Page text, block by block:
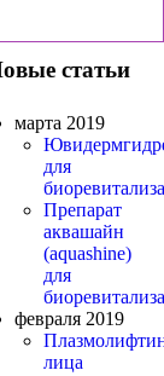
статьи
марта 2019
для
Препарат
аквашайн
(aquashine)
для
февраля 2019
лица